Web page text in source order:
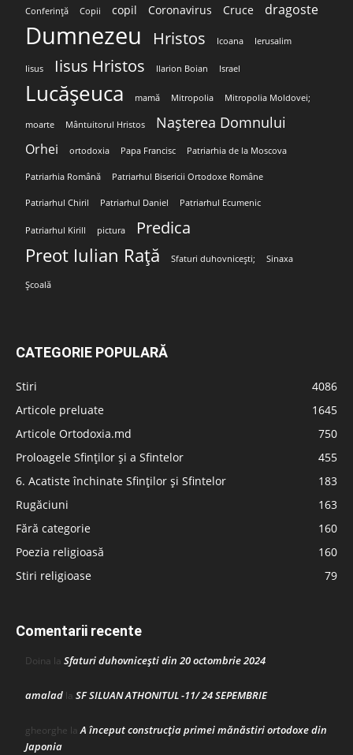
Conferință Copii copil Coronavirus Cruce dragoste
Dumnezeu Hristos Icoana Ierusalim
Iisus Iisus Hristos Ilarion Boian Israel
Lucășeuca mamă Mitropolia Mitropolia Moldovei;
moarte Mântuitorul Hristos Nașterea Domnului
Orhei ortodoxia Papa Francisc Patriarhia de la Moscova
Patriarhia Română Patriarhul Bisericii Ortodoxe Române
Patriarhul Chiril Patriarhul Daniel Patriarhul Ecumenic
Patriarhul Kirill pictura Predica
Preot Iulian Rață Sfaturi duhovnicești; Sinaxa
Școală
CATEGORIE POPULARĂ
Stiri
4086
Articole preluate
1645
Articole Ortodoxia.md
750
Proloagele Sfinților și a Sfintelor
455
6. Acatiste închinate Sfinților și Sfintelor
183
Rugăciuni
163
Fără categorie
160
Poezia religioasă
160
Stiri religioase
79
Comentarii recente
Doina la Sfaturi duhovnicești din 20 octombrie 2024
amalad la SF SILUAN ATHONITUL -11/ 24 SEPEMBRIE
gheorghe laA început construcţia primei mănăstiri ortodoxe din
Japonia